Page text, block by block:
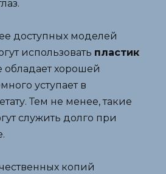
доступных моделей
использовать пластик
обладает хорошей
уступает в
Тем не менее, такие
служить долго при
копий